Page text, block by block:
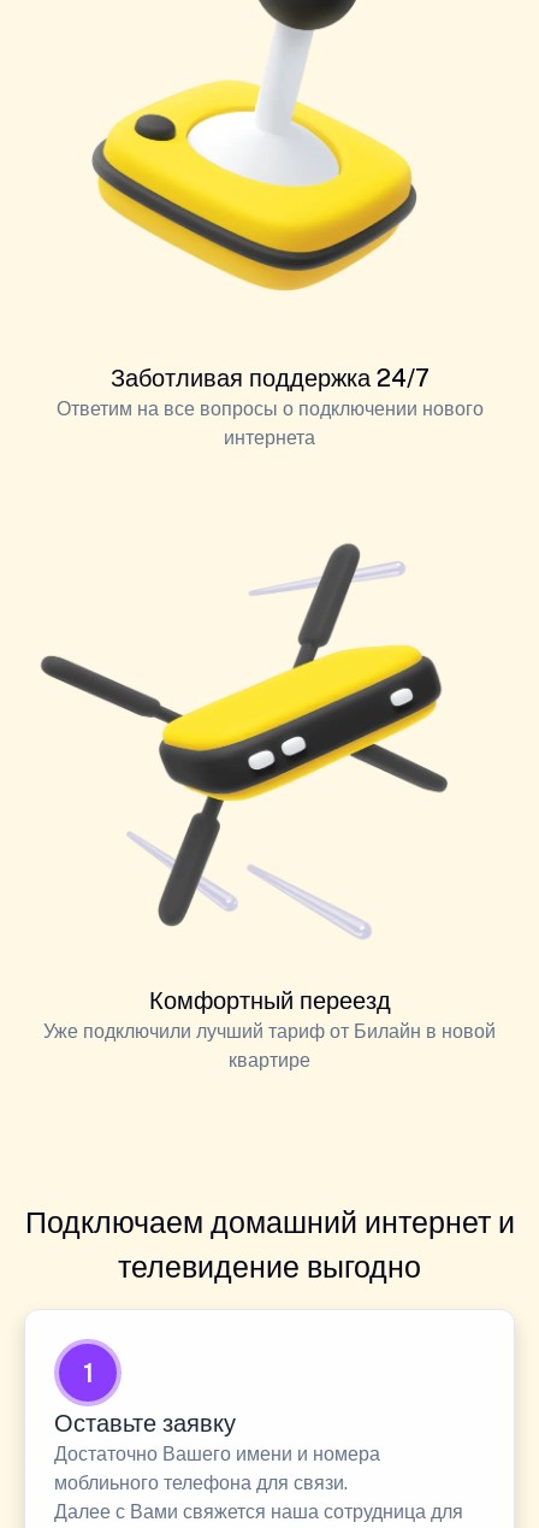
Заботливая поддержка 24/7
Ответим на все вопросы о подключении нового
интернета
Комфортный переезд
Уже подключили лучший тариф от Билайн в новой
квартире
Подключаем домашний интернет и
телевидение выгодно
1
Оставьте заявку
Достаточно Вашего имени и номера
моблиьного телефона для связи.
Далее с Вами свяжется наша сотрудница для